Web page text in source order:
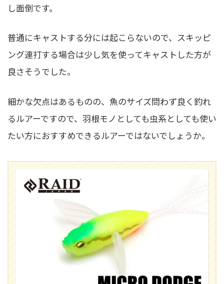
し面倒です。
普通にキャストする分には起こらないので、スキッピ
ング連打する場合は少し気を使ってキャストした方が
良さそうでした。
細かな欠点はあるものの、魚のサイズ問わず良く釣れ
るルアーですので、羽根モノとしても虫系としても使い
たい方におすすめできるルアーではないでしょうか。